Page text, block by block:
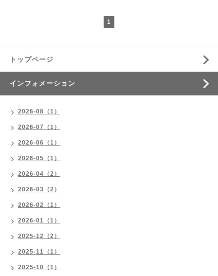
1
トップページ
インフォメーション
2026-08（1）
2026-07（1）
2026-06（1）
2026-05（1）
2026-04（2）
2026-03（2）
2026-02（1）
2026-01（1）
2025-12（2）
2025-11（1）
2025-10（1）